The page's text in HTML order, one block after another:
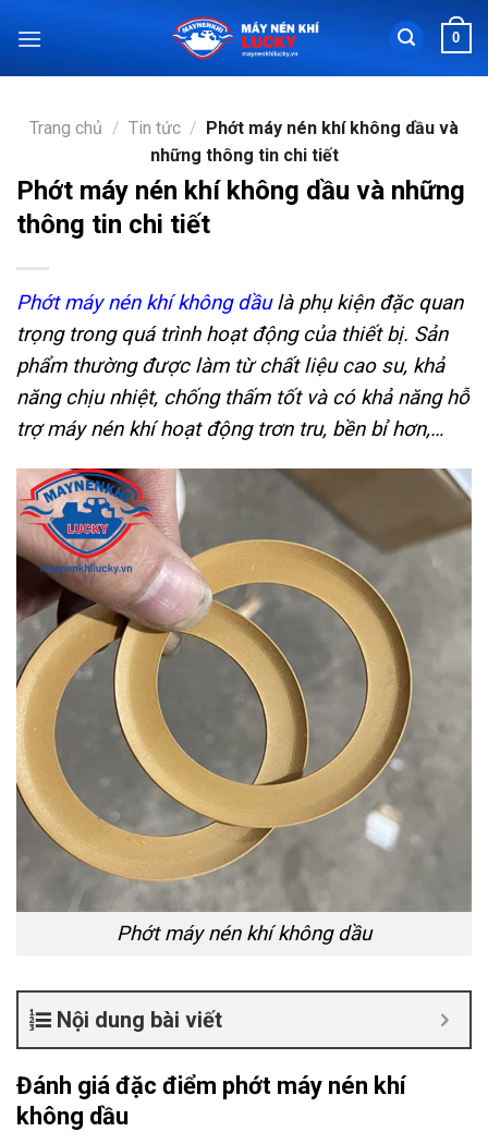
đến
0
Trang chủ / Tin tức / Phớt máy nén khí không dầu và
những thông tin chi tiết
Phớt máy nén khí không dầu và những
thông tin chi tiết
Phớt máy nén khí không dầu là phụ kiện đặc quan
trọng trong quá trình hoạt động của thiết bị. Sản
phẩm thường được làm từ chất liệu cao su, khả
năng chịu nhiệt, chống thấm tốt và có khả năng hỗ
trợ máy nén khí hoạt động trơn tru, bền bỉ hơn,…
Phớt máy nén khí không dầu
Nội dung bài viết
Đánh giá đặc điểm phớt máy nén khí
không dầu